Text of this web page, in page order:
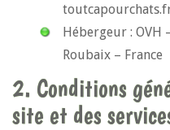
Hébergeur : OVH
Roubaix – France
2. Conditions
site et des